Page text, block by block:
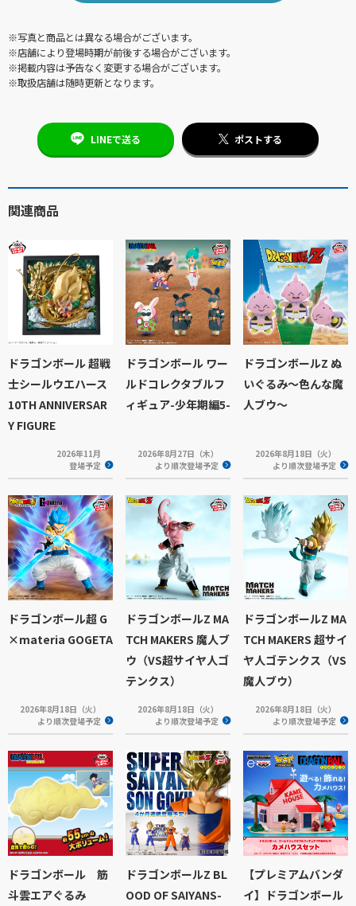
※写真と商品とは異なる場合がございます。
※店舗により登場時期が前後する場合がございます。
※掲載内容は予告なく変更する場合がございます。
※取扱店舗は随時更新となります。
LINEで送る ポストする
関連商品
ドラゴンボール 超戦
士シールウエハース
10TH ANNIVERSAR
Y FIGURE
2026年11月
登場予定
ドラゴンボール ワー
ルドコレクタブルフ
ィギュア-少年期編5-
2026年8月27日（木）
より順次登場予定
ドラゴンボールZ ぬ
いぐるみ～色んな魔
人ブウ～
2026年8月18日（火）
より順次登場予定
ドラゴンボール超 G
×materia GOGETA
2026年8月18日（火）
より順次登場予定
ドラゴンボールZ MA
TCH MAKERS 魔人ブ
ウ（VS超サイヤ人ゴ
テンクス）
2026年8月18日（火）
より順次登場予定
ドラゴンボールZ MA
TCH MAKERS 超サイ
ヤ人ゴテンクス（VS
魔人ブウ）
2026年8月18日（火）
より順次登場予定
ドラゴンボール 筋
斗雲エアぐるみ
ドラゴンボールZ BL
OOD OF SAIYANS-
【プレミアムバンダ
イ】ドラゴンボール